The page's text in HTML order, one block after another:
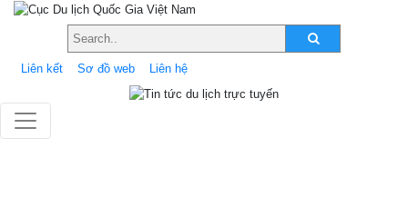
Liên kết Sơ đồ web Liên hệ